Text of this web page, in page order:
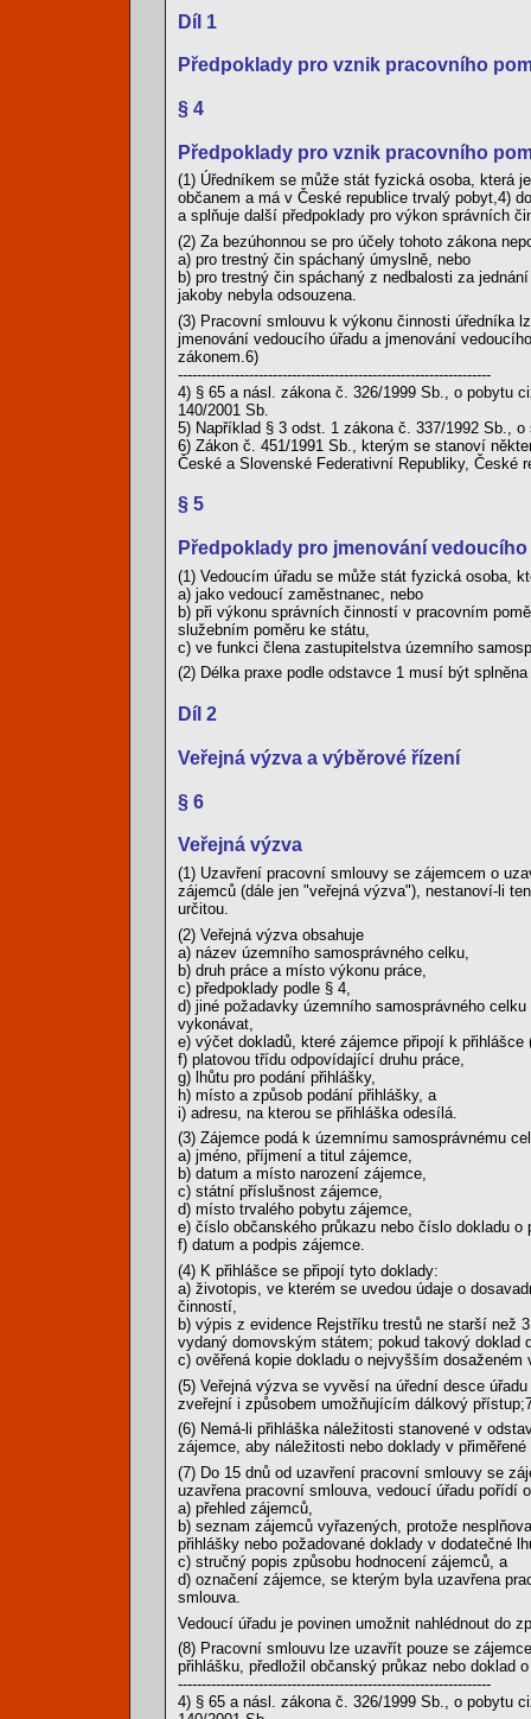
Díl 1
Předpoklady pro vznik pracovního
§ 4
Předpoklady pro vznik pracovního
(1) Úředníkem se může stát fyzická osoba, která
občanem a má v České republice trvalý pobyt,4)
a splňuje další předpoklady pro výkon správních
(2) Za bezúhonnou se pro účely tohoto zákona
a) pro trestný čin spáchaný úmyslně, nebo
b) pro trestný čin spáchaný z nedbalosti za
jakoby nebyla odsouzena.
(3) Pracovní smlouvu k výkonu činnosti úředníka
jmenování vedoucího úřadu a jmenování
zákonem.6)
------------------------------------------------------------------
4) § 65 a násl. zákona č. 326/1999 Sb., o pobytu
140/2001 Sb.
5) Například § 3 odst. 1 zákona č. 337/1992 Sb.,
6) Zákon č. 451/1991 Sb., kterým se stanoví
České a Slovenské Federativní Republiky, České
§ 5
Předpoklady pro jmenování
(1) Vedoucím úřadu se může stát fyzická osoba,
a) jako vedoucí zaměstnanec, nebo
b) při výkonu správních činností v pracovním
služebním poměru ke státu,
c) ve funkci člena zastupitelstva územního
(2) Délka praxe podle odstavce 1 musí být
Díl 2
Veřejná výzva a výběrové řízení
§ 6
Veřejná výzva
(1) Uzavření pracovní smlouvy se zájemcem o
zájemců (dále jen "veřejná výzva"), nestanoví-li
určitou.
(2) Veřejná výzva obsahuje
a) název územního samosprávného celku,
b) druh práce a místo výkonu práce,
c) předpoklady podle § 4,
d) jiné požadavky územního samosprávného
vykonávat,
e) výčet dokladů, které zájemce připojí k přihlášce
f) platovou třídu odpovídající druhu práce,
g) lhůtu pro podání přihlášky,
h) místo a způsob podání přihlášky, a
i) adresu, na kterou se přihláška odesílá.
(3) Zájemce podá k územnímu samosprávnému
a) jméno, příjmení a titul zájemce,
b) datum a místo narození zájemce,
c) státní příslušnost zájemce,
d) místo trvalého pobytu zájemce,
e) číslo občanského průkazu nebo číslo dokladu
f) datum a podpis zájemce.
(4) K přihlášce se připojí tyto doklady:
a) životopis, ve kterém se uvedou údaje o
činností,
b) výpis z evidence Rejstříku trestů ne starší než
vydaný domovským státem; pokud takový
c) ověřená kopie dokladu o nejvyšším dosaženém
(5) Veřejná výzva se vyvěsí na úřední desce
zveřejní i způsobem umožňujícím dálkový
(6) Nemá-li přihláška náležitosti stanovené v
zájemce, aby náležitosti nebo doklady v přiměřené
(7) Do 15 dnů od uzavření pracovní smlouvy se
uzavřena pracovní smlouva, vedoucí úřadu pořídí
a) přehled zájemců,
b) seznam zájemců vyřazených, protože
přihlášky nebo požadované doklady v dodatečné
c) stručný popis způsobu hodnocení zájemců, a
d) označení zájemce, se kterým byla uzavřena
smlouva.
Vedoucí úřadu je povinen umožnit nahlédnout do
(8) Pracovní smlouvu lze uzavřít pouze se
přihlášku, předložil občanský průkaz nebo doklad
------------------------------------------------------------------
4) § 65 a násl. zákona č. 326/1999 Sb., o pobytu